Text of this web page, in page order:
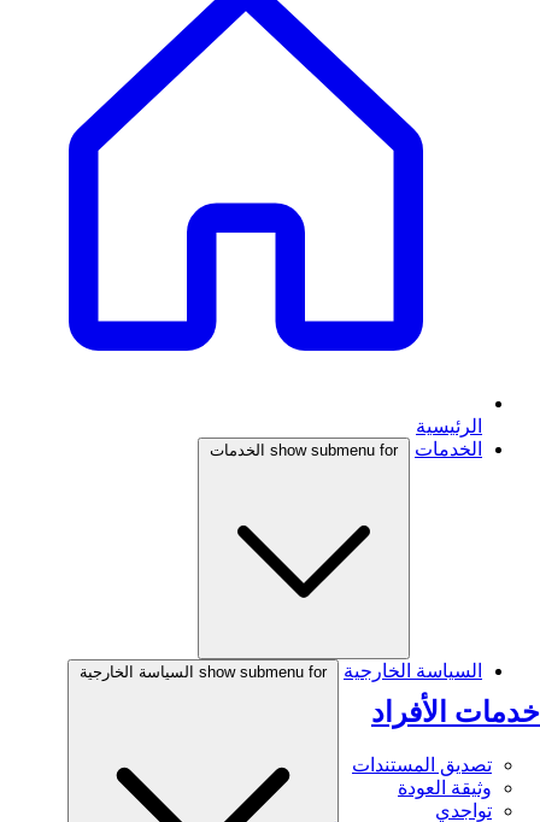
الرئيسية
الخدمات
show submenu for الخدمات
خدمات الأفراد
تصديق المستندات
وثيقة العودة
تواجدي
السياسة الخارجية show submenu for السياسة الخارجية